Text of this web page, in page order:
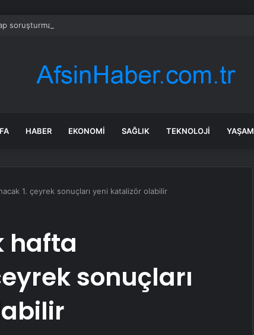
soruşturmasında iş insanı Hüseyin Başaran’a tutuklama talebi
HABER EKONOMI SAĞLIK TEKNOLOJI YAŞAM
1. çeyrek sonuçları yeni katalizör olabilir
hafta
sonuçları